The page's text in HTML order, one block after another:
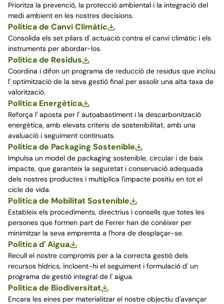
Prioritza la prevenció, la protecció ambiental i la integració del
medi ambient en les nostres decisions.
Política de Canvi Climàtic
Consolida els set pilars d' actuació contra el canvi climàtic i els
instruments per abordar-los.
Política de Residus
Coordina i difon un programa de reducció de residus que inclou
l' optimització de la seva gestió final per assolir una alta taxa de
valorització.
Política Energètica
Reforça l' aposta per l' autoabastiment i la descarbonització
energètica, amb elevats criteris de sostenibilitat, amb una
avaluació i seguiment continuats.
Política de Packaging Sostenible
Impulsa un model de packaging sostenible, circular i de baix
impacte, que garanteix la seguretat i conservació adequada
dels nostres productes i multiplica l'impacte positiu en tot el
cicle de vida.
Política de Mobilitat Sostenible
Estableix els procediments, directrius i consells que totes les
persones que formen part de Ferrer han de conèixer per
minimitzar la seva empremta a l'hora de desplaçar-se.
Política d' Aigua
Recull el nostre compromís per a la correcta gestió dels
recursos hídrics, incloent-hi el seguiment i formulació d' un
programa de gestió integral de l' aigua.
Política de Biodiversitat
Encara les eines per materialitzar el nostre objectiu d'avançar